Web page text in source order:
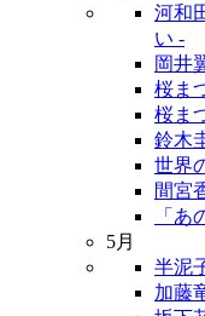
河和
い -
岡井
桜ま
桜ま
鈴木
世界
間宮
「
5月
半泥
加藤